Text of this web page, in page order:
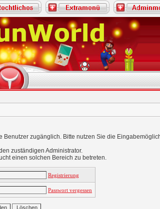
zugänglich. Bitte nutzen Sie die
zuständigen Administrator.
einen solchen Bereich zu betreten.
Registrierung
Passwort vergessen